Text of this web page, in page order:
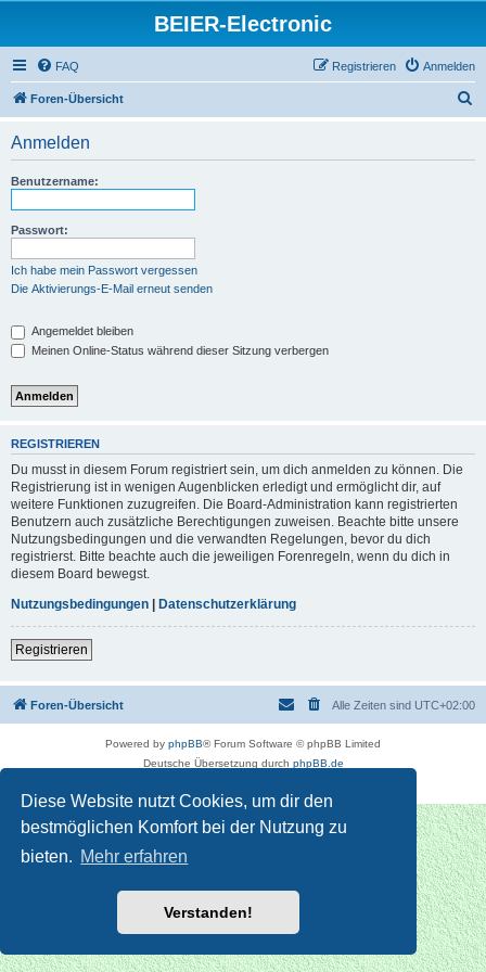
Diese Website nutzt Cookies, um dir den
bestmöglichen Komfort bei der Nutzung zu
bieten. Mehr erfahren
Verstanden!
BEIER-Electronic
FAQ Anmelden
Registrieren
Foren-Übersicht
Anmelden
Benutzername:
Passwort:
Ich habe mein Passwort vergessen
Die Aktivierungs-E-Mail erneut senden
Angemeldet bleiben
Meinen Online-Status während dieser Sitzung verbergen
REGISTRIEREN
Du musst in diesem Forum registriert sein, um dich anmelden zu können. Die
Registrierung ist in wenigen Augenblicken erledigt und ermöglicht dir, auf
weitere Funktionen zuzugreifen. Die Board-Administration kann registrierten
Benutzern auch zusätzliche Berechtigungen zuweisen. Beachte bitte unsere
Nutzungsbedingungen und die verwandten Regelungen, bevor du dich
registrierst. Bitte beachte auch die jeweiligen Forenregeln, wenn du dich in
diesem Board bewegst.
Nutzungsbedingungen | Datenschutzerklärung
Registrieren
Foren-Übersicht Alle Zeiten sind UTC+02:00
Powered by phpBB® Forum Software © phpBB Limited
Deutsche Übersetzung durch phpBB.de